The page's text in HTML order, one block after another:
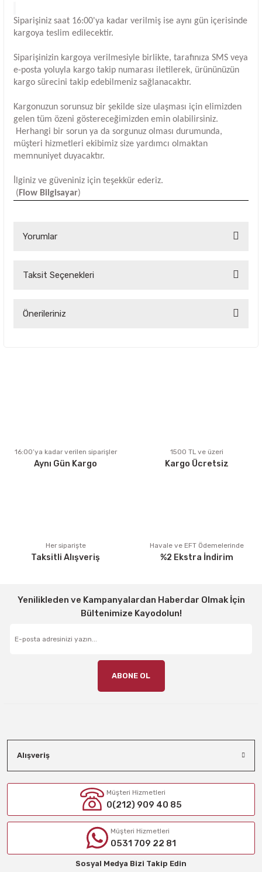
Siparişiniz saat 16:00'ya kadar verilmiş ise aynı gün içerisinde
kargoya teslim edilecektir.
Siparişinizin kargoya verilmesiyle birlikte, tarafınıza SMS veya
e-posta yoluyla kargo takip numarası iletilerek, ürününüzün
kargo sürecini takip edebilmeniz sağlanacaktır.
Kargonuzun sorunsuz bir şekilde size ulaşması için elimizden
gelen tüm özeni göstereceğimizden emin olabilirsiniz.
Herhangi bir sorun ya da sorgunuz olması durumunda,
müşteri hizmetleri ekibimiz size yardımcı olmaktan
memnuniyet duyacaktır.
İlginiz ve güveniniz için teşekkür ederiz.
( Flow Bilgisayar)
Yorumlar
Bu ürüne ilk yorumu siz yapın!
Taksit Seçenekleri
Önerileriniz
Ürün fiyatı diğer sitelerden daha pahalı.
Bu ürüne benzer farklı alternatifler olmalı.
16:00’ya kadar verilen siparişler
Aynı Gün Kargo
1500 TL ve üzeri
Kargo Ücretsiz
Her siparişte
Taksitli Alışveriş
Havale ve EFT Ödemelerinde
%2 Ekstra İndirim
Yenilikleden ve Kampanyalardan Haberdar Olmak İçin
Bültenimize Kayodolun!
ABONE OL
Alışveriş
Müşteri Hizmetleri
0(212) 909 40 85
Müşteri Hizmetleri
0531 709 22 81
Sosyal Medya Bizi Takip Edin